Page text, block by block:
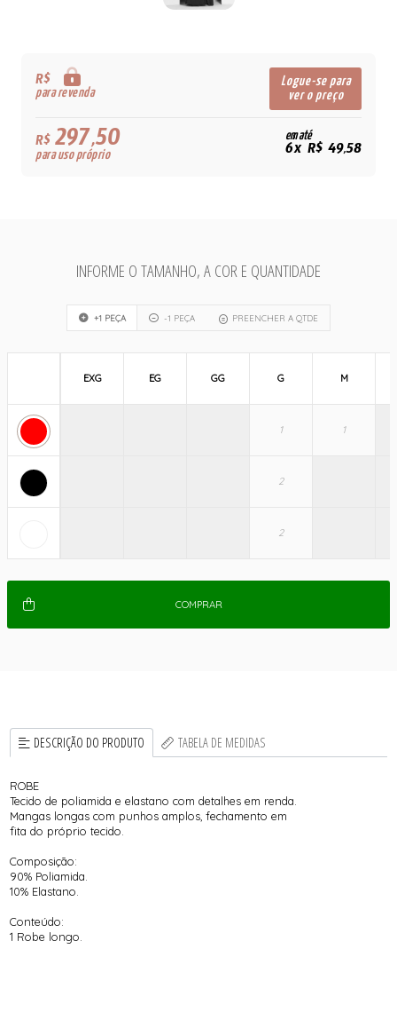
R$
para revenda
Logue-se para
ver o preço
R$297,50
para uso próprio
em até
6x R$ 49,58
INFORME O TAMANHO, A COR E QUANTIDADE
+1 PEÇA -1 PEÇA PREENCHER A QTDE
EXG EG GG G M
COMPRAR
DESCRIÇÃO DO PRODUTO TABELA DE MEDIDAS
ROBE
Tecido de poliamida e elastano com detalhes em renda.
Mangas longas com punhos amplos, fechamento em
fita do próprio tecido.
Composição:
90% Poliamida.
10% Elastano.
Conteúdo:
1 Robe longo.